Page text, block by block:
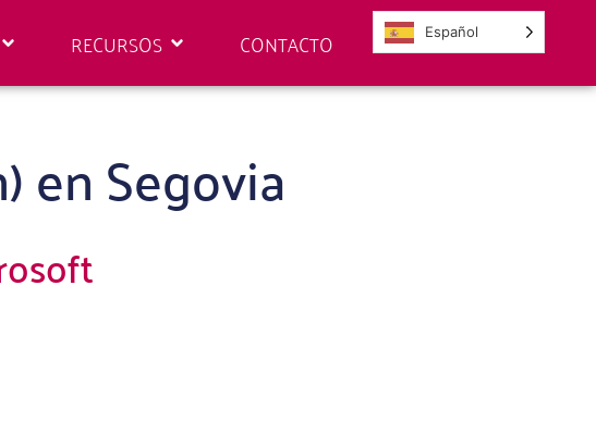
RECURSOS CONTACTO Español
en Segovia